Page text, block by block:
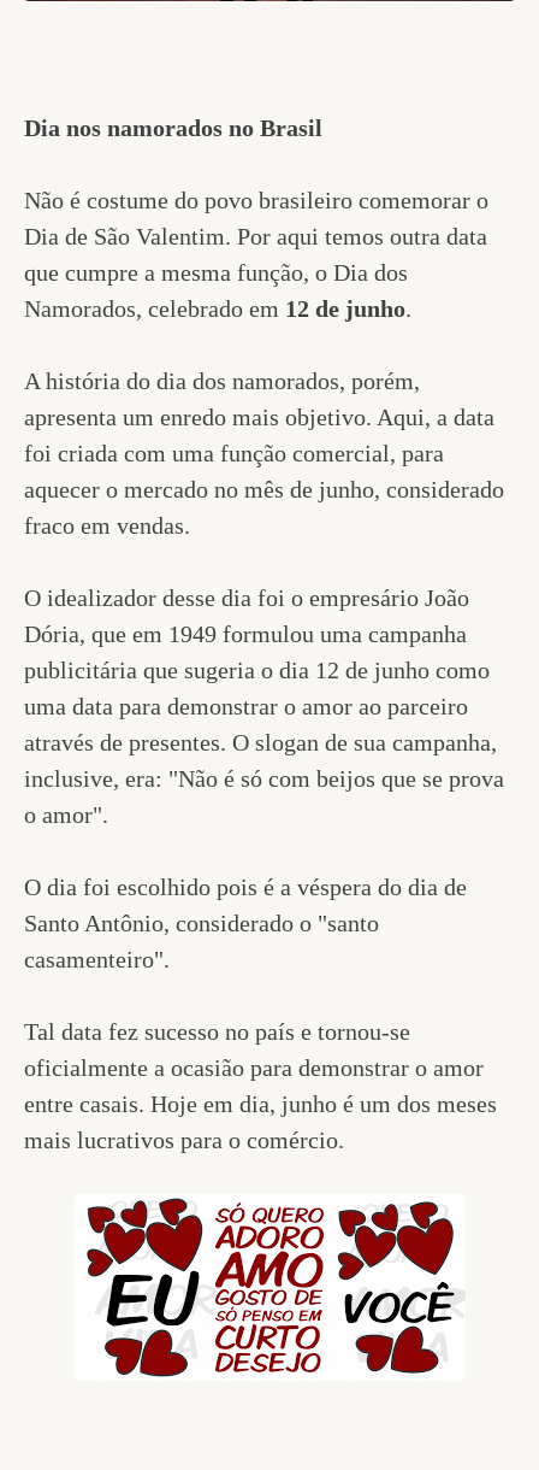
Dia nos namorados no Brasil
Não é costume do povo brasileiro comemorar o
Dia de São Valentim. Por aqui temos outra data
que cumpre a mesma função, o Dia dos
Namorados, celebrado em 12 de junho.
A história do dia dos namorados, porém,
apresenta um enredo mais objetivo. Aqui, a data
foi criada com uma função comercial, para
aquecer o mercado no mês de junho, considerado
fraco em vendas.
O idealizador desse dia foi o empresário João
Dória, que em 1949 formulou uma campanha
publicitária que sugeria o dia 12 de junho como
uma data para demonstrar o amor ao parceiro
através de presentes. O slogan de sua campanha,
inclusive, era: "Não é só com beijos que se prova
o amor".
O dia foi escolhido pois é a véspera do dia de
Santo Antônio, considerado o "santo
casamenteiro".
Tal data fez sucesso no país e tornou-se
oficialmente a ocasião para demonstrar o amor
entre casais. Hoje em dia, junho é um dos meses
mais lucrativos para o comércio.